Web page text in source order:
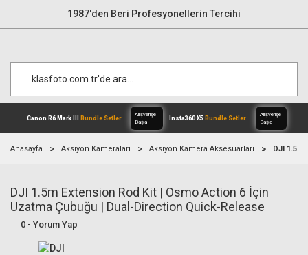
1987'den Beri Profesyonellerin Tercihi
Canon R6 Mark IIIBundle Setler
Alışverişe
Başla
Anasayfa Aksiyon Kameraları Aksiyon Kamera Aksesuarları DJI
DJI 1.5m Extension Rod Kit | Osmo Action 6 İçin
Uzatma Çubuğu | Dual-Direction Quick-Release
0 - Yorum Yap